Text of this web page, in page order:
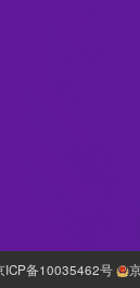
ICP备10035462号